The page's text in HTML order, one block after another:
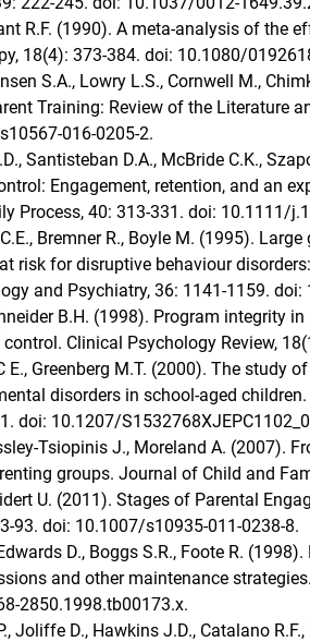
R.F. (1990). A meta-analysis of the
18(4): 373-384. doi: 10.1080/
S.A., Lowry L.S., Cornwell M.,
Training: Review of the Literature
016-0205-2.
Santisteban D.A., McBride C.K.,
Engagement, retention, and an
Process, 40: 313-331. doi: 10.1111/
Bremner R., Boyle M. (1995).
risk for disruptive behaviour
and Psychiatry, 36: 1141-1159.
B.H. (1998). Program integrity
Clinical Psychology Review,
E., Greenberg M.T. (2000). The
disorders in school-aged
doi: 10.1207/
Tsiopinis J., Moreland A. (2007).
groups. Journal of Child and
U. (2011). Stages of Parental
93. doi: 10.1007/s10935-011-0238-8.
D., Boggs S.R., Foote R.
and other maintenance
2850.1998.tb00173.x.
Joliffe D., Hawkins J.D., Catalano